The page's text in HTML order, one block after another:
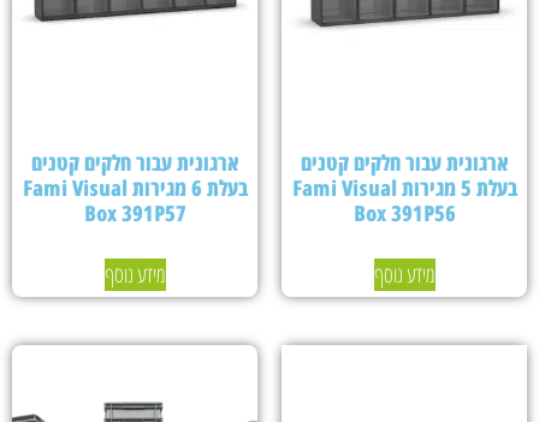
ארגונית עבור חלקים קטנים
בעלת 5 מגירות Fami Visual
Box 391P56
מידע נוסף
ארגונית עבור חלקים קטנים
בעלת 6 מגירות Fami Visual
Box 391P57
מידע נוסף